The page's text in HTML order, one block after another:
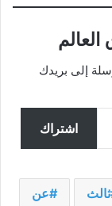
إلى بريدك
اشتراك
ثالث عن